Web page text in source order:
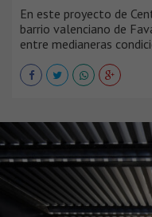
En este proyecto de
barrio valenciano de
entre medianeras